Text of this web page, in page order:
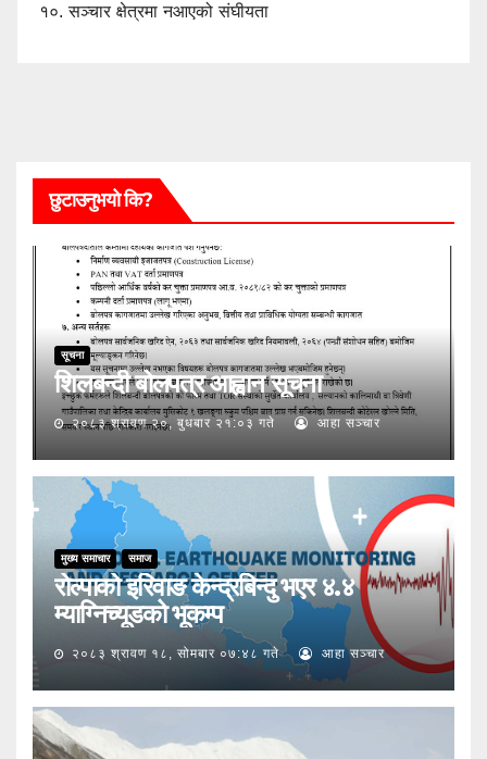
१०.सञ्चार क्षेत्रमा नआएको संघीयता
छुटाउनुभयो कि?
सूचना
शिलबन्दी बोलपत्र आह्वान सूचना
२०८३ श्रावण २०, बुधबार २१:०३ गते आहा सञ्चार
मुख्य समाचार समाज
रोल्पाको इरिवाङ केन्द्रबिन्दु भएर ४.४
म्याग्निच्यूडको भूकम्प
२०८३ श्रावण १८, सोमबार ०७:४८ गते आहा सञ्चार